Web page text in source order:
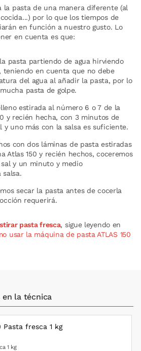
la pasta de una manera diferente (al
por lo que los tiempos de
en función a nuestro gusto. Lo
en cuenta es que:
pasta partiendo de agua hirviendo
teniendo en cuenta que no debe
del agua al añadir la pasta, por lo
pasta de golpe.
estirada al número 6 o 7 de la
y recién hecha, con 3 minutos de
y uno más con la salsa es suficiente.
con dos láminas de pasta estiradas
Atlas 150 y recién hechos, coceremos
y un minuto y medio
salsa.
secar la pasta antes de cocerla
requerirá.
pasta fresca, sigue leyendo en
usar la máquina de pasta ATLAS 150
en la técnica
1 kg